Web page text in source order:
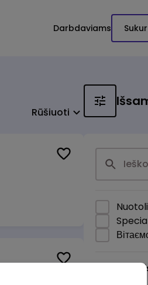
Darbdaviams
Rūšiuoti
Darbo